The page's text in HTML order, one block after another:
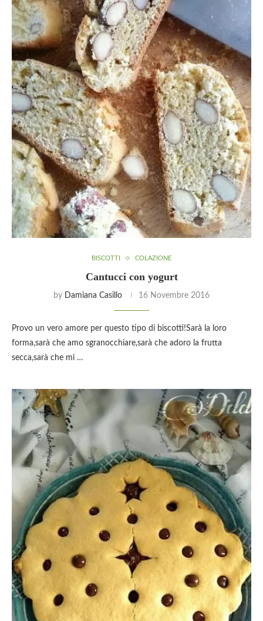
BISCOTTI COLAZIONE
Cantucci con yogurt
by Damiana Casillo 16 Novembre 2016
Provo un vero amore per questo tipo di biscotti!Sarà la loro
forma,sarà che amo sgranocchiare,sarà che adoro la frutta
secca,sarà che mi …